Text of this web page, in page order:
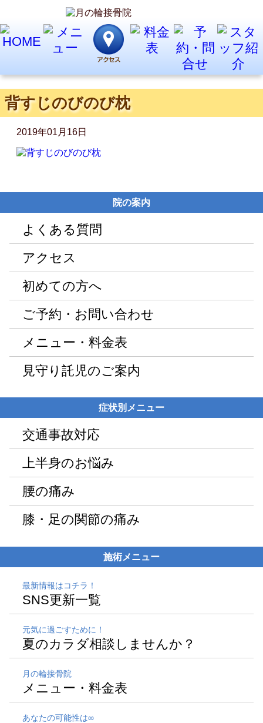
背すじのびのび枕
2019年01月16日
院の案内
よくある質問
アクセス
初めての方へ
ご予約・お問い合わせ
メニュー・料金表
見守り託児のご案内
症状別メニュー
交通事故対応
上半身のお悩み
腰の痛み
膝・足の関節の痛み
施術メニュー
最新情報はコチラ！
SNS更新一覧
元気に過ごすために！
夏のカラダ相談しませんか？
月の輪接骨院
メニュー・料金表
あなたの可能性は∞